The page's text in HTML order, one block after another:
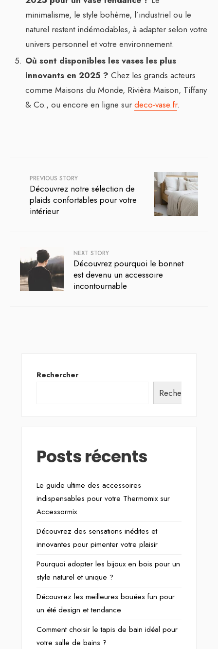
minimalisme, le style bohème, l’industriel ou le
naturel restent indémodables, à adapter selon votre
univers personnel et votre environnement.
Où sont disponibles les vases les plus
innovants en 2025 ? Chez les grands acteurs
comme Maisons du Monde, Rivièra Maison, Tiffany
& Co., ou encore en ligne sur deco-vase.fr.
PREVIOUS STORY
Découvrez notre sélection de
plaids confortables pour votre
intérieur
NEXT STORY
Découvrez pourquoi le bonnet
est devenu un accessoire
incontournable
Rechercher
Rechercher
Posts récents
Le guide ultime des accessoires
indispensables pour votre Thermomix sur
Accessormix
Découvrez des sensations inédites et
innovantes pour pimenter votre plaisir
Pourquoi adopter les bijoux en bois pour un
style naturel et unique ?
Découvrez les meilleures bouées fun pour
un été design et tendance
Comment choisir le tapis de bain idéal pour
votre salle de bains ?